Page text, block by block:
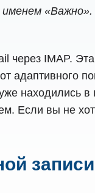
именем
через IMAP.
адаптивного
находились
Если вы не